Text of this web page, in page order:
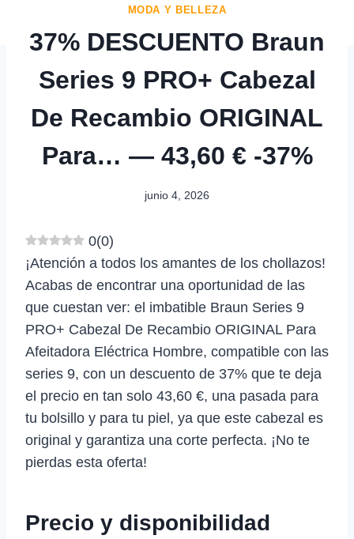
MODA Y BELLEZA
37% DESCUENTO Braun
Series 9 PRO+ Cabezal
De Recambio ORIGINAL
Para… — 43,60 € -37%
junio 4, 2026
0(0)
¡Atención a todos los amantes de los chollazos!
Acabas de encontrar una oportunidad de las
que cuestan ver: el imbatible Braun Series 9
PRO+ Cabezal De Recambio ORIGINAL Para
Afeitadora Eléctrica Hombre, compatible con las
series 9, con un descuento de 37% que te deja
el precio en tan solo 43,60 €, una pasada para
tu bolsillo y para tu piel, ya que este cabezal es
original y garantiza una corte perfecta. ¡No te
pierdas esta oferta!
Precio y disponibilidad